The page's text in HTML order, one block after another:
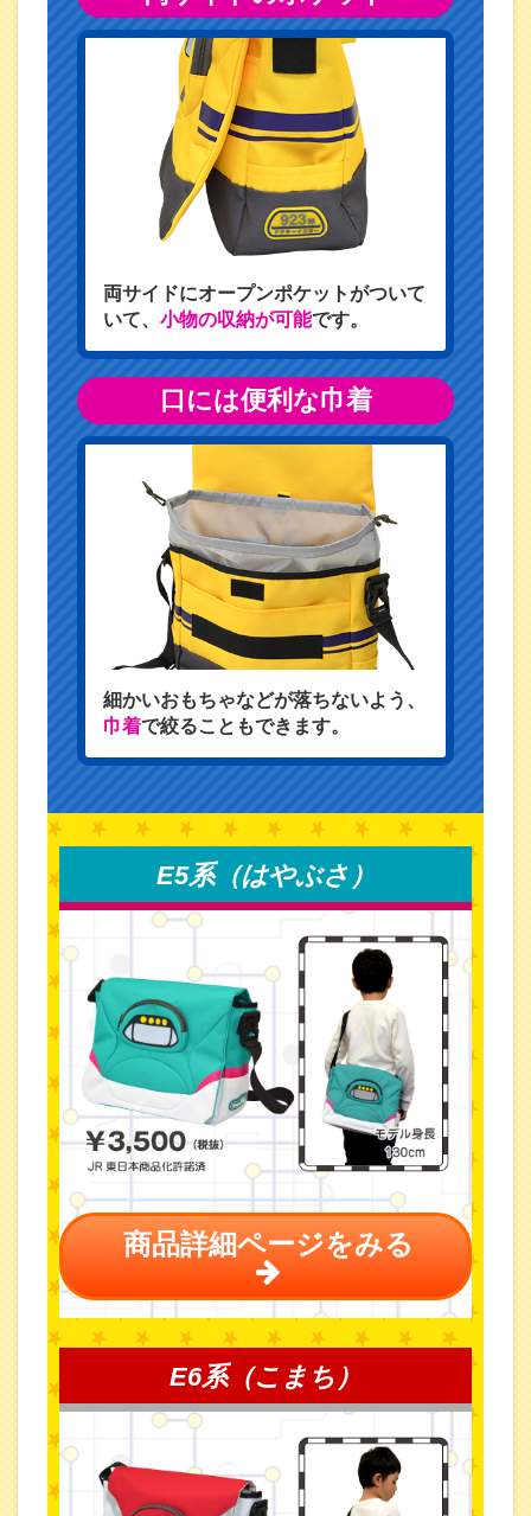
両サイドにオープンポケットがついて
いて、 小物の収納が可能です。
口には便利な巾着
細かいおもちゃなどが落ちないよう、
巾着で絞ることもできます。
E5系（はやぶさ）
商品詳細ページをみる
E6系（こまち）